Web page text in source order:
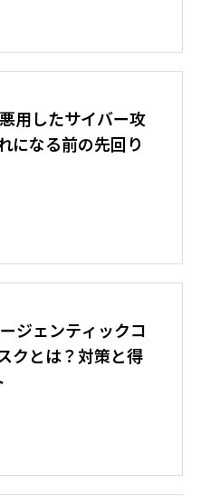
用したサイバー攻
になる前の先回り
ジェンティックコ
クとは？対策と得